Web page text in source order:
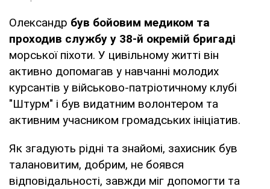
Олександр був бойовим медиком та
проходив службу у 38-й окремій бригаді
морської піхоти. У цивільному житті він
активно допомагав у навчанні молодих
курсантів у військово-патріотичному клубі
"Штурм" і був видатним волонтером та
активним учасником громадських ініціатив.
Як згадують рідні та знайомі, захисник був
талановитим, добрим, не боявся
відповідальності, завжди міг допомогти та